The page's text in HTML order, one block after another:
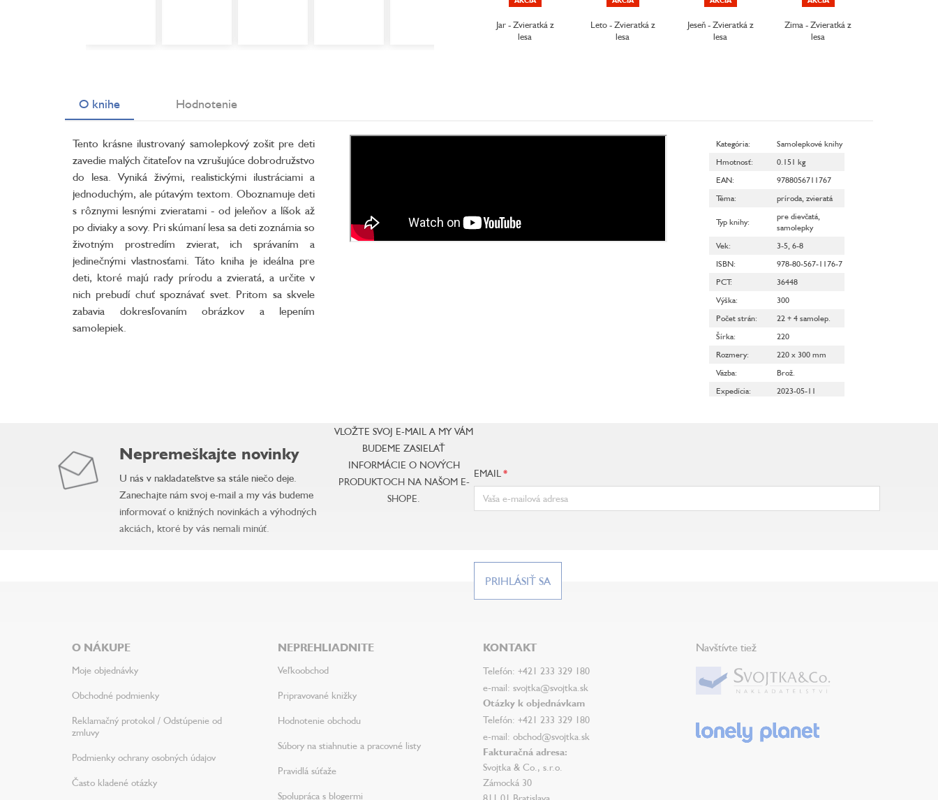
Jar - Zvieratká z
lesa
Leto - Zvieratká z
lesa
Jeseň - Zvieratká z
lesa
Zima - Zvieratká z
lesa
O knihe Hodnotenie
Tento krásne ilustrovaný samolepkový zošit pre deti
zavedie malých čitateľov na vzrušujúce dobrodružstvo
do lesa. Vyniká živými, realistickými ilustráciami a
jednoduchým, ale pútavým textom. Oboznamuje deti
s rôznymi lesnými zvieratami - od jeleňov a líšok až
po diviaky a sovy. Pri skúmaní lesa sa deti zoznámia so
životným prostredím zvierat, ich správaním a
jedinečnými vlastnosťami. Táto kniha je ideálna pre
deti, ktoré majú rady prírodu a zvieratá, a určite v
nich prebudí chuť spoznávať svet. Pritom sa skvele
zabavia dokresľovaním obrázkov a lepením
samolepiek.
Kategória:
Samolepkové knihy
Hmotnosť:
0.151 kg
EAN:
9788056711767
Téma: príroda, zvieratá
Typ knihy:
pre dievčatá,
samolepky
Vek: 3-5, 6-8
ISBN:
978-80-567-1176-7
PCT:
36448
Výška:
300
Počet strán:
22 + 4 samolep.
Šírka:
220
Rozmery:
220 x 300 mm
Väzba:
Brož.
Expedícia: 2023-05-11
Nepremeškajte novinky
U nás v nakladateľstve sa stále niečo deje.
Zanechajte nám svoj e-mail a my vás budeme
informovať o knižných novinkách a výhodných
akciách, ktoré by vás nemali minúť.
VLOŽTE SVOJ E-MAIL A MY VÁM
BUDEME ZASIELAŤ
INFORMÁCIE O NOVÝCH
PRODUKTOCH NA NAŠOM E-
SHOPE.
EMAIL
PRIHLÁSIŤ SA
O NÁKUPE
Moje objednávky
Obchodné podmienky
Reklamačný protokol / Odstúpenie od
zmluvy
Podmienky ochrany osobných údajov
Často kladené otázky
NEPREHLIADNITE
Veľkoobchod
Pripravované knižky
Hodnotenie obchodu
Súbory na stiahnutie a pracovné listy
Pravidlá súťaže
Spolupráca s blogermi
KONTAKT
Telefón: +421 233 329 180
e-mail: svojtka@svojtka.sk
Otázky k objednávkam
Telefón: +421 233 329 180
e-mail: obchod@svojtka.sk
Fakturačná adresa:
Svojtka & Co., s.r.o.
Zámocká 30
811 01 Bratislava
Navštívte tiež